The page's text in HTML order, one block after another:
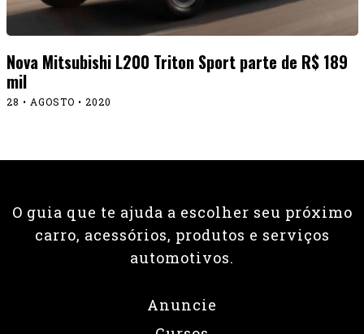
Nova Mitsubishi L200 Triton Sport parte de R$ 189
mil
28 • AGOSTO • 2020
O guia que te ajuda a escolher seu próximo
carro, acessórios, produtos e serviços
automotivos.
Anuncie